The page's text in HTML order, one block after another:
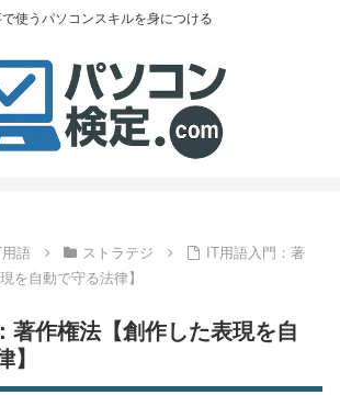
使うパソコンスキルを身につける
語 ストラテジ
IT用語入門：著
を自動で守る法律】
著作権法【創作した表現を自
】